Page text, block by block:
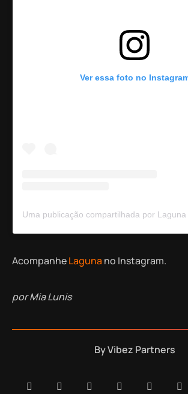
Ver essa foto no
AcompanheLaguna no Instagram.
por Mia Lunis
ByVibez Partners